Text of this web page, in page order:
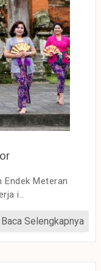
Endek Meteran
i..
Baca Selengkapnya